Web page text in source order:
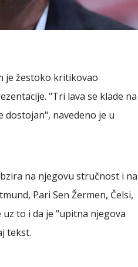
je žestoko kritikovao
"Tri lava se klade na
dostojan", navedeno je u
na njegovu stručnost i na
Pari Sen Žermen, Čelsi,
uz to i da je "upitna njegova
tekst.